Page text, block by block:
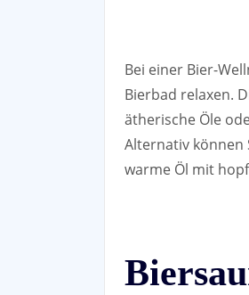
Bei einer Bier-
Bierbad relaxen.
ätherische Öle
Alternativ können
warme Öl mit